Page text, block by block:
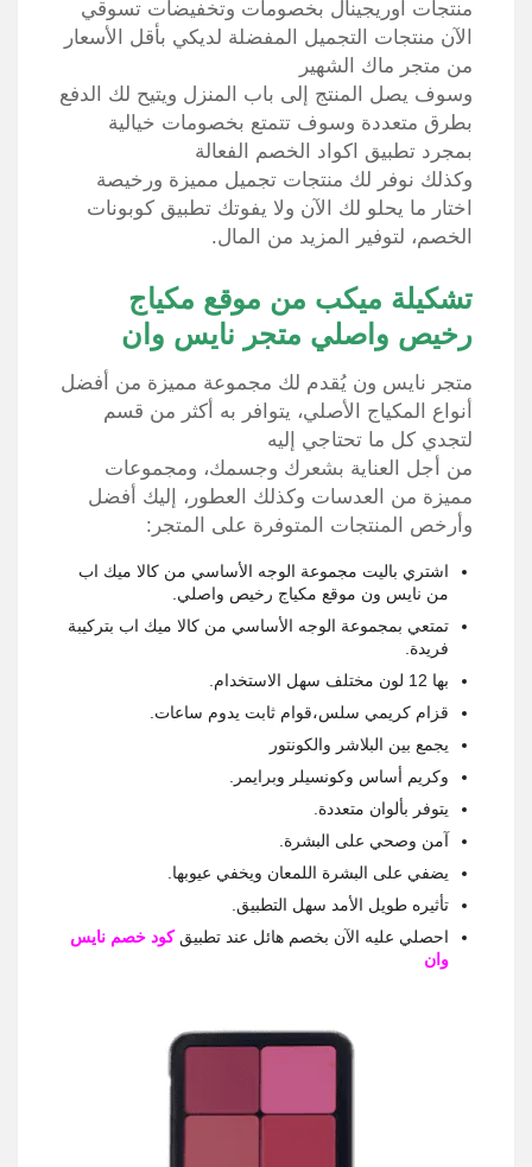
منتجات اوريجينال بخصومات وتخفيضات تسوقي
الآن منتجات التجميل المفضلة لديكي بأقل الأسعار
من متجر ماك الشهير
وسوف يصل المنتج إلى باب المنزل ويتيح لك الدفع
بطرق متعددة وسوف تتمتع بخصومات خيالية
بمجرد تطبيق اكواد الخصم الفعالة
وكذلك نوفر لك منتجات تجميل مميزة ورخيصة
اختار ما يحلو لك الآن ولا يفوتك تطبيق كوبونات
الخصم، لتوفير المزيد من المال.
تشكيلة ميكب من موقع مكياج
رخيص واصلي متجر نايس وان
متجر نايس ون يُقدم لك مجموعة مميزة من أفضل
أنواع المكياج الأصلي، يتوافر به أكثر من قسم
لتجدي كل ما تحتاجي إليه
من أجل العناية بشعرك وجسمك، ومجموعات
مميزة من العدسات وكذلك العطور، إليك أفضل
وأرخص المنتجات المتوفرة على المتجر:
اشتري باليت مجموعة الوجه الأساسي من كالا ميك اب
من نايس ون موقع مكياج رخيص واصلي.
تمتعي بمجموعة الوجه الأساسي من كالا ميك اب بتركيبة
فريدة.
بها 12 لون مختلف سهل الاستخدام.
قزام كريمي سلس،قوام ثابت يدوم ساعات.
يجمع بين البلاشر والكونتور
وكريم أساس وكونسيلر وبرايمر.
يتوفر بألوان متعددة.
آمن وصحي على البشرة.
يضفي على البشرة اللمعان ويخفي عيوبها.
تأثيره طويل الأمد سهل التطبيق.
احصلي عليه الآن بخصم هائل عند تطبيق كود خصم نايس
وان